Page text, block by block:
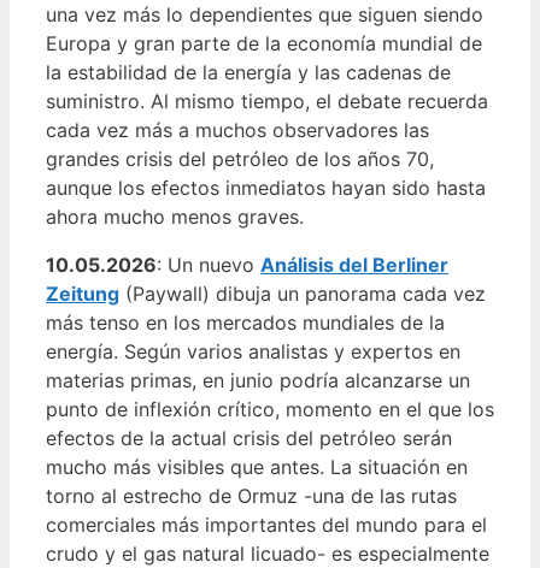
una vez más lo dependientes que siguen siendo
Europa y gran parte de la economía mundial de
la estabilidad de la energía y las cadenas de
suministro. Al mismo tiempo, el debate recuerda
cada vez más a muchos observadores las
grandes crisis del petróleo de los años 70,
aunque los efectos inmediatos hayan sido hasta
ahora mucho menos graves.
10.05.2026: Un nuevo Análisis del Berliner
Zeitung (Paywall) dibuja un panorama cada vez
más tenso en los mercados mundiales de la
energía. Según varios analistas y expertos en
materias primas, en junio podría alcanzarse un
punto de inflexión crítico, momento en el que los
efectos de la actual crisis del petróleo serán
mucho más visibles que antes. La situación en
torno al estrecho de Ormuz -una de las rutas
comerciales más importantes del mundo para el
crudo y el gas natural licuado- es especialmente